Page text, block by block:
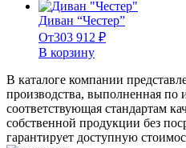
Диван “Честер”
От303 912 ₽
В корзину
В каталоге компании
производства, выполненная
соответствующая стандартам
собственной продукции без
гарантирует доступную